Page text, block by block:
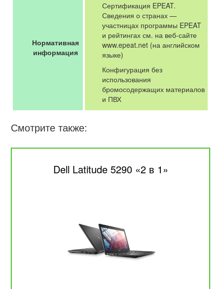
Нормативная
информация
Сертификация EPEAT.
Сведения о странах —
участницах программы EPEAT
и рейтингах см. на веб-сайте
www.epeat.net (на английском
языке)
Конфигурация без
использования
бромосодержащих материалов
и ПВХ
Смотрите также:
Dell Latitude 5290 «2 в 1»